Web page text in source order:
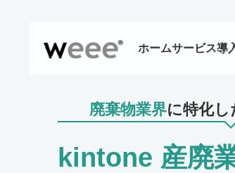
ホームサービス導
廃棄物業界に特化し
kintone 産廃